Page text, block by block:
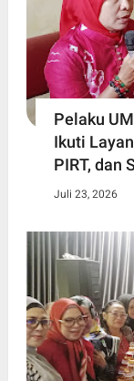
Pelaku
Ikuti
PIRT, dan
Juli 23, 2026